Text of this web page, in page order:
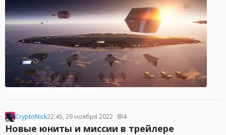
CryptoNick22:45, 29 ноября 2022 4
Новые юниты и миссии в трейлере